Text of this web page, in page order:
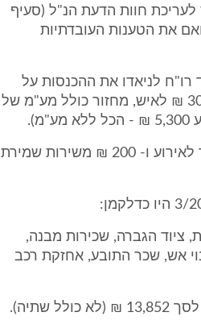
חוות הדעת הנ"ל (סעיף
זה תואם את הטענות העובדתיות
רו"ח לניאדו את ההכנסות על
יסוד הכנסות חודש 3/2008 וביניהן, עלות כרטיס של 30 ₪ לאיש, מחזור כולל מע"מ של
כמו כן הכנסות בסך 14,000 ₪ ממכירת משקאות בבר לאירוע ו- 200 ₪ משירות שמירת
ציוד הגברה, שכירות מבנה,
אש, שכר התובע, אחזקת רכב